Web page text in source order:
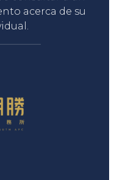
acerca de su